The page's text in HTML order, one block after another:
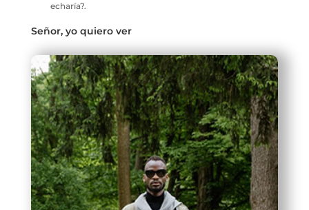
echaría?.
Señor, yo quiero ver